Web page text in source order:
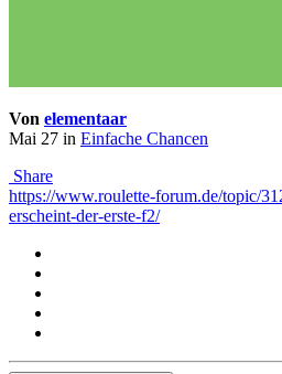
Von elementaar
Mai 27 in Einfache Chancen
Share
https://www.roulette-forum.de/topic/
erscheint-der-erste-f2/